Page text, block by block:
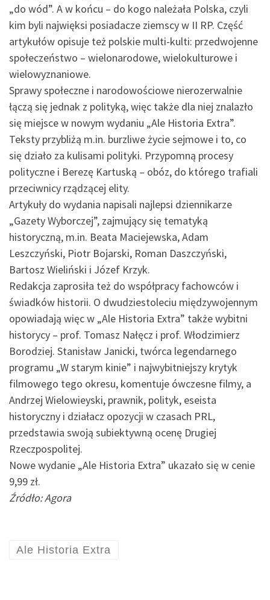
„do wód”. A w końcu – do kogo należała Polska, czyli
kim byli najwięksi posiadacze ziemscy w II RP. Część
artykułów opisuje też polskie multi-kulti: przedwojenne
społeczeństwo – wielonarodowe, wielokulturowe i
wielowyznaniowe.
Sprawy społeczne i narodowościowe nierozerwalnie
łączą się jednak z polityką, więc także dla niej znalazło
się miejsce w nowym wydaniu „Ale Historia Extra”.
Teksty przybliżą m.in. burzliwe życie sejmowe i to, co
się działo za kulisami polityki. Przypomną procesy
polityczne i Berezę Kartuską – obóz, do którego trafiali
przeciwnicy rządzącej elity.
Artykuły do wydania napisali najlepsi dziennikarze
„Gazety Wyborczej”, zajmujący się tematyką
historyczną, m.in. Beata Maciejewska, Adam
Leszczyński, Piotr Bojarski, Roman Daszczyński,
Bartosz Wieliński i Józef Krzyk.
Redakcja zaprosiła też do współpracy fachowców i
świadków historii. O dwudziestoleciu międzywojennym
opowiadają więc w „Ale Historia Extra” także wybitni
historycy – prof. Tomasz Nałęcz i prof. Włodzimierz
Borodziej. Stanisław Janicki, twórca legendarnego
programu „W starym kinie” i najwybitniejszy krytyk
filmowego tego okresu, komentuje ówczesne filmy, a
Andrzej Wielowieyski, prawnik, polityk, eseista
historyczny i działacz opozycji w czasach PRL,
przedstawia swoją subiektywną ocenę Drugiej
Rzeczpospolitej.
Nowe wydanie „Ale Historia Extra” ukazało się w cenie
9,99 zł.
Źródło: Agora
Ale Historia Extra